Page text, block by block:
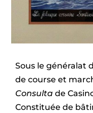
Sous le généralat
de course et
Consulta de
Constituée de